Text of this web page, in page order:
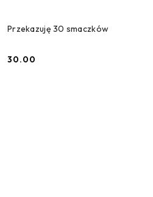
Przekazuję 30 smaczków
Cena:
30.00